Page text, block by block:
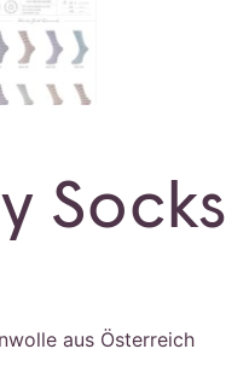
Socks
aus Österreich